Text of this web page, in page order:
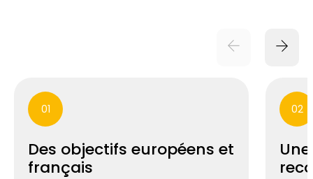
01
Des objectifs européens et
français
02